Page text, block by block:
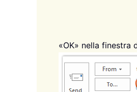
«OK» nella finestra